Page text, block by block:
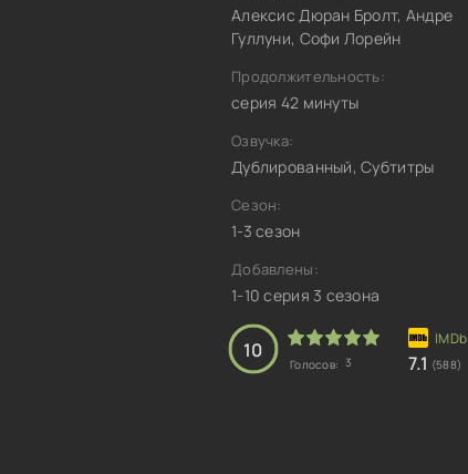
Алексис Дюран Бролт, Андре
Гуллуни, Софи Лорейн
Продолжительность:
серия 42 минуты
Озвучка:
Дублированный, Субтитры
Сезон:
1-3 сезон
Добавлены:
1-10 серия 3 сезона
10
Голосов: 3 7.1 (588)